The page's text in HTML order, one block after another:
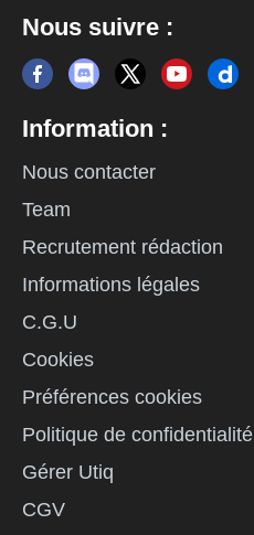
Nous suivre :
Information :
Nous contacter
Team
Recrutement rédaction
Informations légales
C.G.U
Cookies
Préférences cookies
Politique de confidentialité
Gérer Utiq
CGV